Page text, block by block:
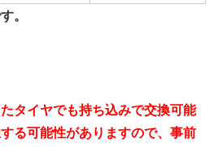
。
タイヤでも持ち込みで交換可能
る可能性がありますので、事前